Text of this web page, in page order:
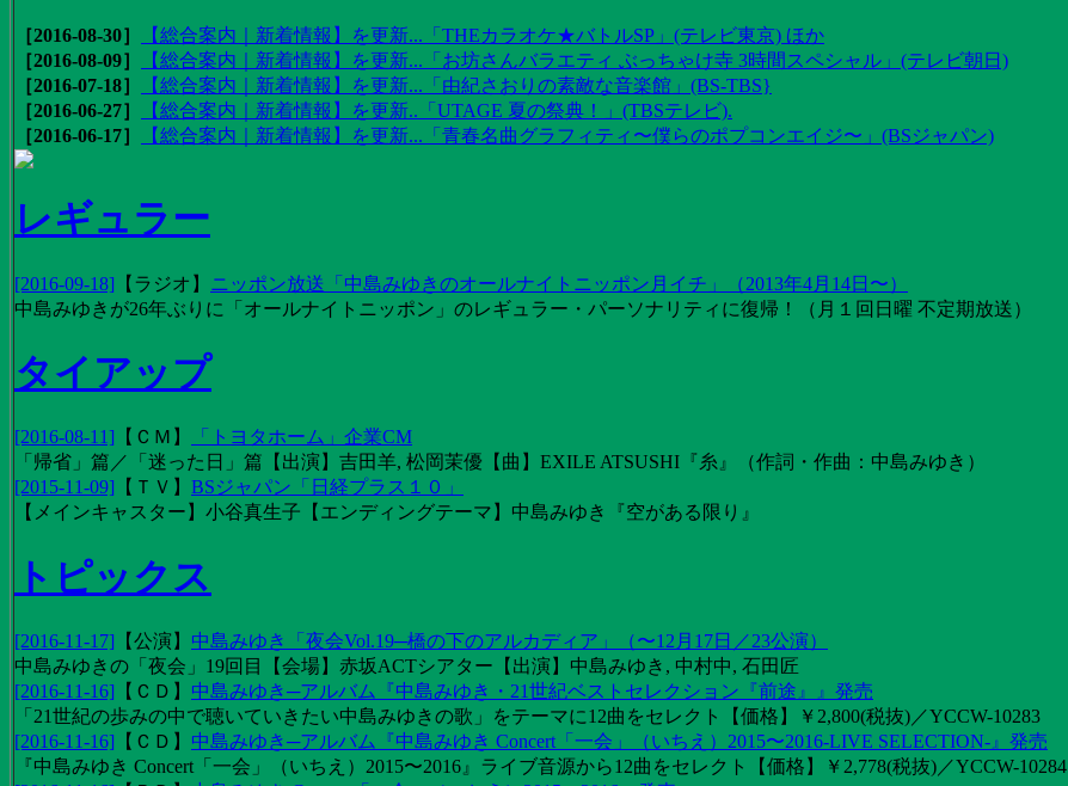
［2016-08-30］
【総合案内｜新着情報】を更新...「THEカラオケ★バトルSP」(テレビ東京) ほか
［2016-08-09］
【総合案内｜新着情報】を更新...「お坊さんバラエティ ぶっちゃけ寺 3時間スペシャル」(テレビ朝日)
［2016-07-18］
【総合案内｜新着情報】を更新...「由紀さおりの素敵な音楽館」(BS-TBS}
［2016-06-27］
【総合案内｜新着情報】を更新..「UTAGE 夏の祭典！」(TBSテレビ).
［2016-06-17］
【総合案内｜新着情報】を更新...「青春名曲グラフィティ〜僕らのポプコンエイジ〜」(BSジャパン)
レギュラー
[2016-09-18] 【 ラジオ 】 ニッポン放送「中島みゆきのオールナイトニッポン月イチ」（2013年4月14日〜）
中島みゆきが26年ぶりに「オールナイトニッポン」のレギュラー・パーソナリティに復帰！（月１回日曜 不定期放送）
タイアップ
[2016-08-11] 【 ＣＭ 】
「トヨタホーム」企業CM
「帰省」篇／「迷った日」篇【出演】吉田羊, 松岡茉優【曲】EXILE ATSUSHI『糸』（作詞・作曲：中島みゆき）
[2015-11-09] 【 ＴＶ 】 BSジャパン「日経プラス１０」
【メインキャスター】小谷真生子【エンディングテーマ】中島みゆき『空がある限り』
トピックス
[2016-11-17] 【公演】 中島みゆき「夜会Vol.19─橋の下のアルカディア」（〜12月17日／23公演）
中島みゆきの「夜会」19回目【会場】赤坂ACTシアター【出演】中島みゆき, 中村中, 石田匠
[2016-11-16] 【 ＣＤ 】 中島みゆき─アルバム『中島みゆき・21世紀ベストセレクション『前途』』発売
「21世紀の歩みの中で聴いていきたい中島みゆきの歌」をテーマに12曲をセレクト【価格】￥2,800(税抜)／YCCW-10283
[2016-11-16] 【 ＣＤ 】 中島みゆき─アルバム『中島みゆき Concert「一会」（いちえ）2015〜2016-LIVE SELECTION-』発売
『中島みゆき Concert「一会」（いちえ）2015〜2016』ライブ音源から12曲をセレクト【価格】￥2,778(税抜)／YCCW-10284